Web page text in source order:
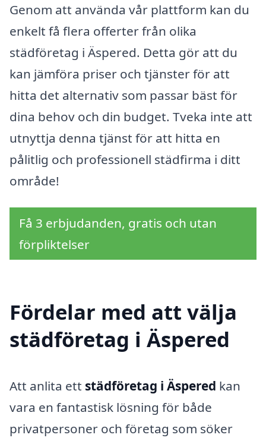
Genom att använda vår plattform kan du
enkelt få flera offerter från olika
städföretag i Äspered. Detta gör att du
kan jämföra priser och tjänster för att
hitta det alternativ som passar bäst för
dina behov och din budget. Tveka inte att
utnyttja denna tjänst för att hitta en
pålitlig och professionell städfirma i ditt
område!
Få 3 erbjudanden, gratis och utan
förpliktelser
Fördelar med att välja
städföretag i Äspered
Att anlita ett städföretag i Äspered kan
vara en fantastisk lösning för både
privatpersoner och företag som söker